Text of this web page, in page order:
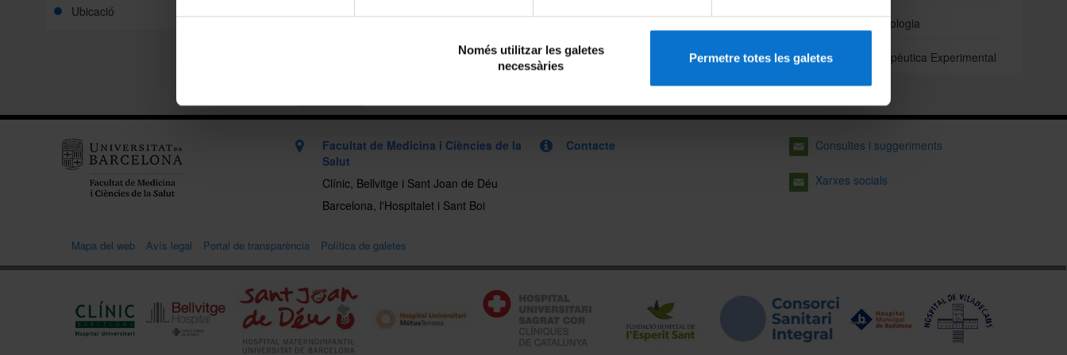
Només utilitzar les galetes
necessàries
Permetre totes les galetes
Ubicació
Odontoestomatologia
Patologia i Terapèutica Experimental
Facultat de Medicina i Ciències de la
Salut
Clínic, Bellvitge i Sant Joan de Déu
Barcelona, l'Hospitalet i Sant Boi
Contacte Consultes i suggeriments
Xarxes socials
Mapa del web Avís legal Portal de transparència Política de galetes